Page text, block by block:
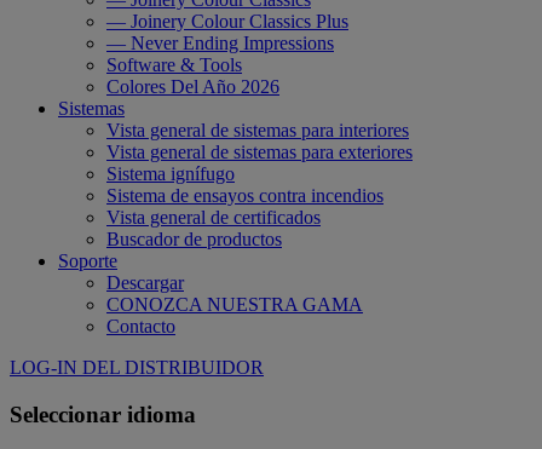
— Joinery Colour Classics Plus
— Never Ending Impressions
Software & Tools
Colores Del Año 2026
Sistemas
Vista general de sistemas para interiores
Vista general de sistemas para exteriores
Sistema ignífugo
Sistema de ensayos contra incendios
Vista general de certificados
Buscador de productos
Soporte
Descargar
CONOZCA NUESTRA GAMA
Contacto
LOG-IN DEL DISTRIBUIDOR
Seleccionar idioma